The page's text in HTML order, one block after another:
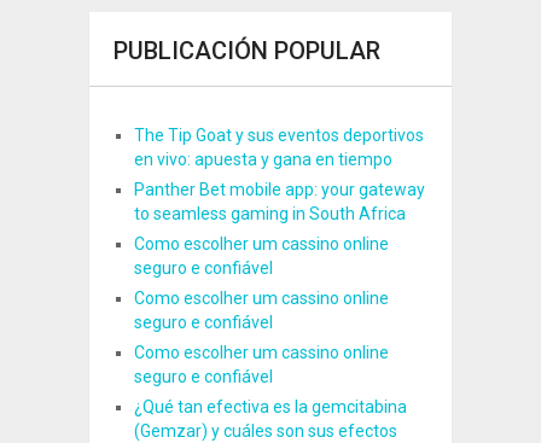
PUBLICACIÓN POPULAR
The Tip Goat y sus eventos deportivos
en vivo: apuesta y gana en tiempo
Panther Bet mobile app: your gateway
to seamless gaming in South Africa
Como escolher um cassino online
seguro e confiável
Como escolher um cassino online
seguro e confiável
Como escolher um cassino online
seguro e confiável
¿Qué tan efectiva es la gemcitabina
(Gemzar) y cuáles son sus efectos